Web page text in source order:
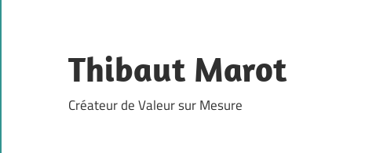
content
Thibaut Marot
Créateur de Valeur sur Mesure